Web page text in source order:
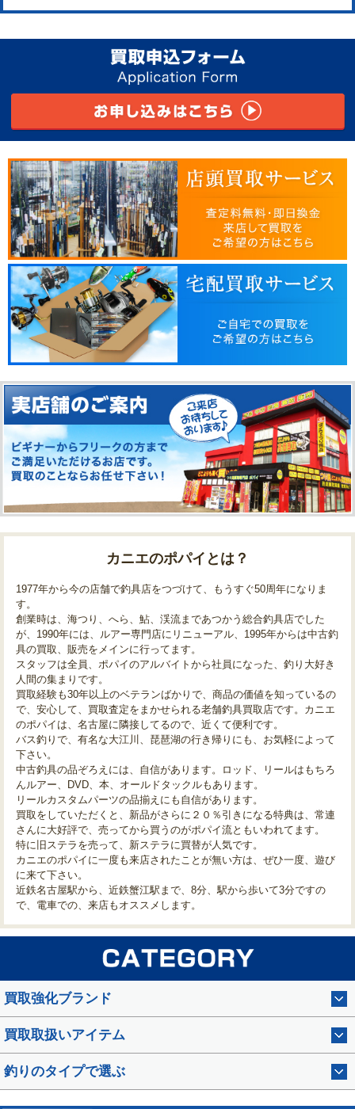
カニエのポパイとは？
1977年から今の店舗で釣具店をつづけて、もうすぐ50周年になりま
す。
創業時は、海つり、へら、鮎、渓流まであつかう総合釣具店でした
が、1990年には、ルアー専門店にリニューアル、1995年からは中古釣
具の買取、販売をメインに行ってます。
スタッフは全員、ポパイのアルバイトから社員になった、釣り大好き
人間の集まりです。
買取経験も30年以上のベテランばかりで、商品の価値を知っているの
で、安心して、買取査定をまかせられる老舗釣具買取店です。カニエ
のポパイは、名古屋に隣接してるので、近くて便利です。
バス釣りで、有名な大江川、琵琶湖の行き帰りにも、お気軽によって
下さい。
中古釣具の品ぞろえには、自信があります。ロッド、リールはもちろ
んルアー、DVD、本、オールドタックルもあります。
リールカスタムパーツの品揃えにも自信があります。
買取をしていただくと、新品がさらに２０％引きになる特典は、常連
さんに大好評で、売ってから買うのがポパイ流ともいわれてます。
特に旧ステラを売って、新ステラに買替が人気です。
カニエのポパイに一度も来店されたことが無い方は、ぜひ一度、遊び
に来て下さい。
近鉄名古屋駅から、近鉄蟹江駅まで、8分、駅から歩いて3分ですの
で、電車での、来店もオススメします。
買取強化ブランド
買取取扱いアイテム
釣りのタイプで選ぶ